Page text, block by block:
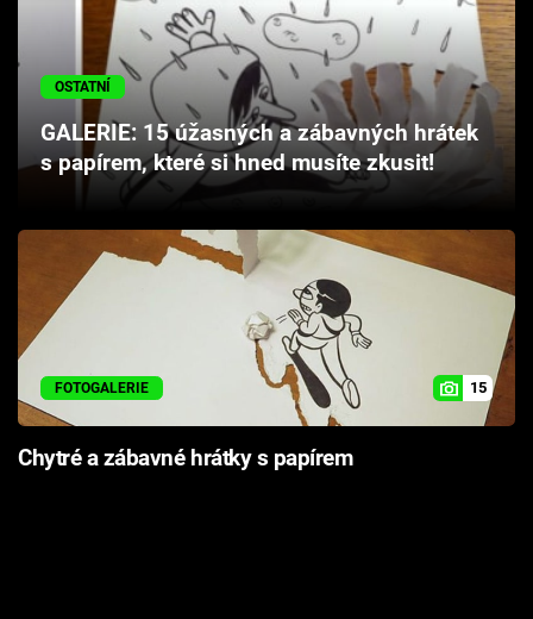
Cool Esport
Pořady
TV Program
Sledujte prima+
Přihlášení
Sledujte nás
OSTATNÍ
GALERIE: 15 úžasných a zábavných hrátek
s papírem, které si hned musíte zkusit!
FOTOGALERIE 15
Chytré a zábavné hrátky s papírem